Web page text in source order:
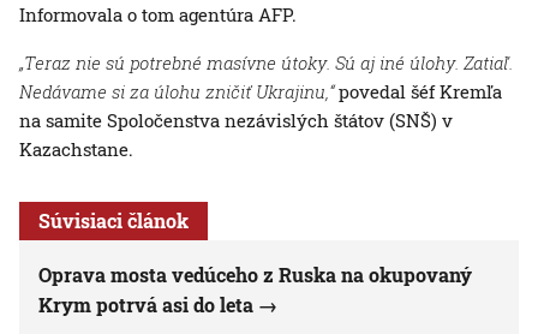
Informovala o tom agentúra AFP.
„Teraz nie sú potrebné masívne útoky. Sú aj iné úlohy. Zatiaľ.
Nedávame si za úlohu zničiť Ukrajinu,“povedal šéf Kremľa
na samite Spoločenstva nezávislých štátov (SNŠ) v
Kazachstane.
Súvisiaci článok
Oprava mosta vedúceho z Ruska na okupovaný
Krym potrvá asi do leta